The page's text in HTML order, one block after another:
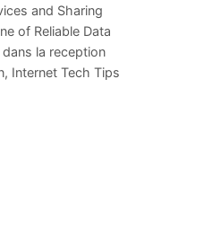
and Sharing
of Reliable Data
la reception
Internet Tech Tips